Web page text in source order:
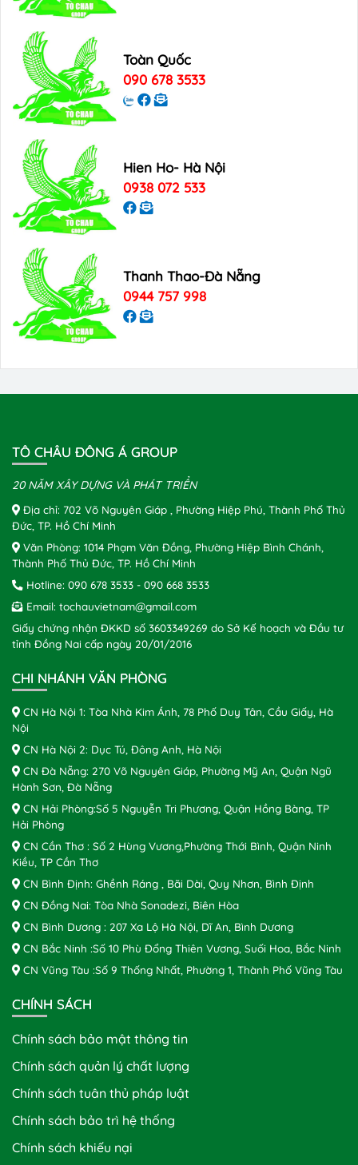
Toàn Quốc
090 678 3533
Hien Ho- Hà Nội
0938 072 533
Thanh Thao-Đà Nẵng
0944 757 998
TÔ CHÂU ĐÔNG Á GROUP
20 NĂM XÂY DỰNG VÀ PHÁT TRIỂN
Địa chỉ: 702 Võ Nguyên Giáp , Phường Hiệp Phú, Thành Phố Thủ
Đức, TP. Hồ Chí Minh
Văn Phòng: 1014 Phạm Văn Đồng, Phường Hiệp Bình Chánh,
Thành Phố Thủ Đức, TP. Hồ Chí Minh
Hotline: 090 678 3533 - 090 668 3533
Email: tochauvietnam@gmail.com
Giấy chứng nhận ĐKKD số 3603349269 do Sở Kế hoạch và Đầu tư
tỉnh Đồng Nai cấp ngày 20/01/2016
CHI NHÁNH VĂN PHÒNG
CN Hà Nội 1: Tòa Nhà Kim Ánh, 78 Phố Duy Tân, Cầu Giấy, Hà
Nội
CN Hà Nội 2: Dục Tú, Đông Anh, Hà Nội
CN Đà Nẵng: 270 Võ Nguyên Giáp, Phường Mỹ An, Quận Ngũ
Hành Sơn, Đà Nẵng
CN Hải Phòng:Số 5 Nguyễn Tri Phương, Quận Hồng Bàng, TP
Hải Phòng
CN Cần Thơ : Số 2 Hùng Vương,Phường Thới Bình, Quận Ninh
Kiều, TP Cần Thơ
CN Bình Định: Ghềnh Ráng , Bãi Dài, Quy Nhơn, Bình Định
CN Đồng Nai: Tòa Nhà Sonadezi, Biên Hòa
CN Bình Dương : 207 Xa Lộ Hà Nội, Dĩ An, Bình Dương
CN Bắc Ninh :Số 10 Phù Đổng Thiên Vương, Suối Hoa, Bắc Ninh
CN Vũng Tàu :Số 9 Thống Nhất, Phường 1, Thành Phố Vũng Tàu
CHÍNH SÁCH
Chính sách bảo mật thông tin
Chính sách quản lý chất lượng
Chính sách tuân thủ pháp luật
Chính sách bảo trì hệ thống
Chính sách khiếu nại